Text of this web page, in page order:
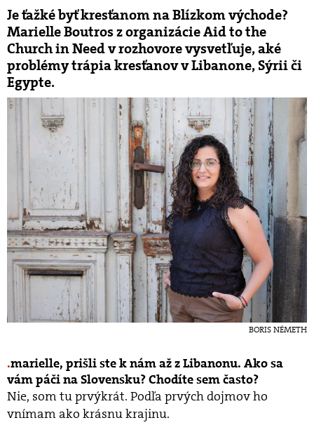
Je ťažké byť kresťanom na Blízkom východe?
Marielle Boutros z organizácie Aid to the
Church in Need v rozhovore vysvetľuje, aké
problémy trápia kresťanov v Libanone, Sýrii či
Egypte.
BORIS NÉMETH
marielle, prišli ste k nám až z Libanonu. Ako sa
vám páči na Slovensku? Chodíte sem často?
Nie, som tu prvýkrát. Podľa prvých dojmov ho
vnímam ako krásnu krajinu.